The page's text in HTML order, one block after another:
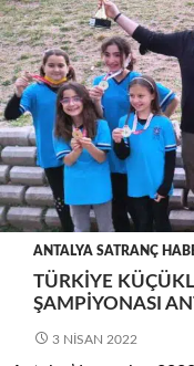
ANTALYA SATRANÇ
TÜRKIYE
ŞAMPIYONASI
3 NISAN 2022